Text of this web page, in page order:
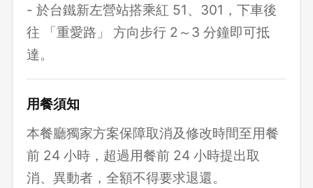
- 於台鐵新左營站搭乘紅 51、301，下車後
往 「重愛路」 方向步行 2～3 分鐘即可抵
達。
用餐須知
本餐廳獨家方案保障取消及修改時間至用餐
前 24 小時，超過用餐前 24 小時提出取
消、異動者，全額不得要求退還。